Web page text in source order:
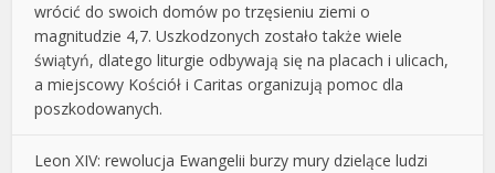
wrócić do swoich domów po trzęsieniu ziemi o
magnitudzie 4,7. Uszkodzonych zostało także wiele
świątyń, dlatego liturgie odbywają się na placach i ulicach,
a miejscowy Kościół i Caritas organizują pomoc dla
poszkodowanych.
Leon XIV: rewolucja Ewangelii burzy mury dzielące ludzi